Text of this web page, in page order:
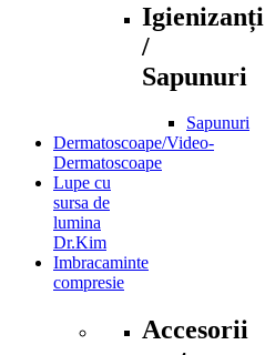
Igienizanți
/
Sapunuri
Sapunuri
Dermatoscoape/Video-
Dermatoscoape
Lupe cu
sursa de
lumina
Dr.Kim
Imbracaminte
compresie
Accesorii